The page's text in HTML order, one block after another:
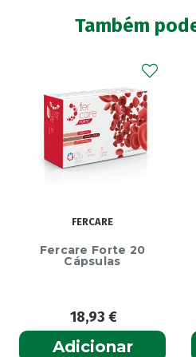
Também
FERCARE
Fercare Forte 20
Cápsulas
18,93€
Adicionar